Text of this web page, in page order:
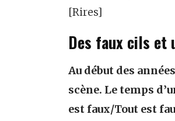
[Rires]
Des faux cils et
Au début des
scène. Le temps
est faux/Tout est